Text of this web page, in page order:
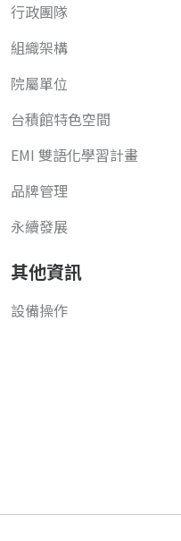
行政團隊
組織架構
院屬單位
台積館特色空間
EMI 雙語化學習計畫
品牌管理
永續發展
其他資訊
設備操作